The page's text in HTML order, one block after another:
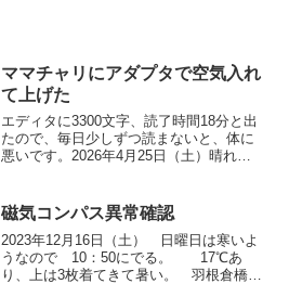
ママチャリにアダプタで空気入れ
て上げた
エディタに3300文字、読了時間18分と出
たので、毎日少しずつ読まないと、体に
悪いです。2026年4月25日（土）晴れテ
プ、セロハンテープ、クリアテープ(PPテ
ープ）...
磁気コンパス異常確認
2023年12月16日（土） 日曜日は寒いよ
うなので 10：50にでる。 17℃あ
り、上は3枚着てきて暑い。 羽根倉橋に